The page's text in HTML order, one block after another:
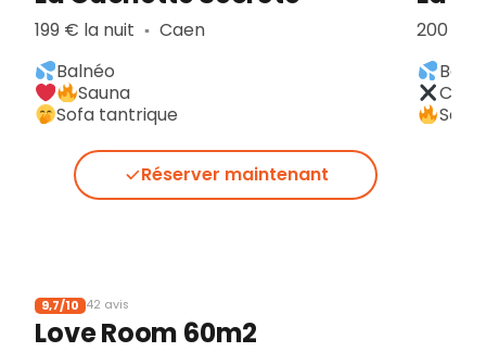
199 € la nuit ▪︎ Caen
Balnéo
Sauna
Sofa tantrique
Réserver maintenant
200 €
9,7/10 42 avis
Love Room 60m2